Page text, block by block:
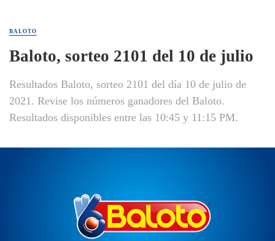
BALOTO
Baloto, sorteo 2101 del 10 de julio
Resultados Baloto, sorteo 2101 del día 10 de julio de
2021. Revise los números ganadores del Baloto.
Resultados disponibles entre las 10:45 y 11:15 PM.